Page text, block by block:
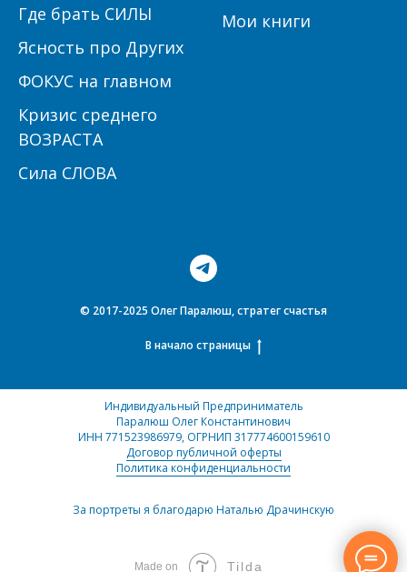
Где брать СИЛЫ
Ясность про Других
ФОКУС на главном
Кризис среднего
ВОЗРАСТА
Сила СЛОВА
Мои книги
© 2017-2025 Олег Паралюш, стратег счастья
В начало страницы
Индивидуальный Предприниматель
Паралюш Олег Константинович
ИНН 771523986979, ОГРНИП 317774600159610
Договор публичной оферты
Политика конфиденциальности
За портреты я благодарю Наталью Драчинскую
Made on Tilda